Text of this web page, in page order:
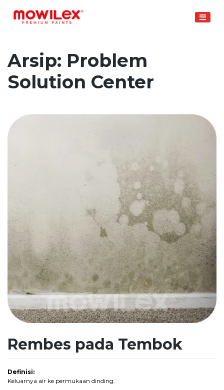
content
Arsip: Problem
Solution Center
Rembes pada Tembok
Definisi:
Keluarnya air ke permukaan dinding.